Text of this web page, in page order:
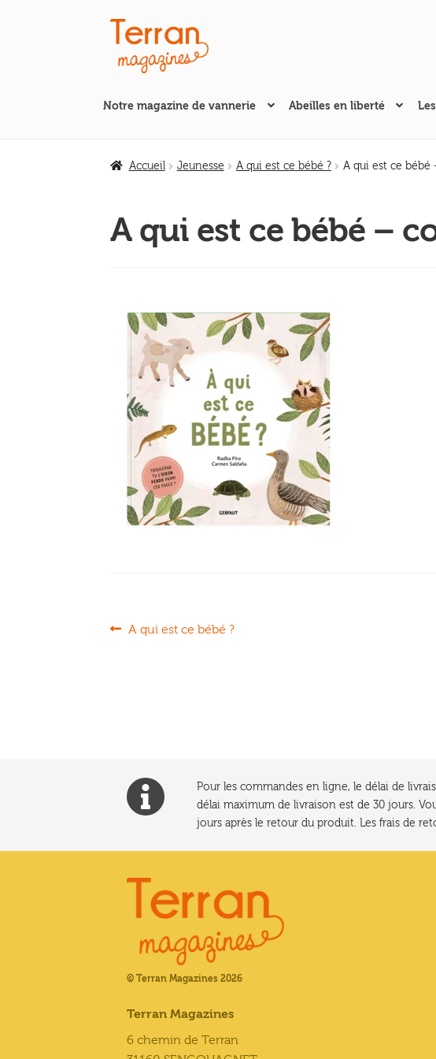
Aller
à
la
Aller
au
contenu
Notre magazine de vannerie Abeilles en liberté
Accueil Jeunesse A qui est ce bébé ? A qui est ce bébé
A qui est ce bébé –
Navigation
Article
A qui est ce bébé ?
Pour les commandes en ligne, le délai de
délai maximum de livraison est de 30 jours.
jours après le retour du produit. Les frais de
© Terran Magazines 2026
Terran Magazines
6 chemin de Terran